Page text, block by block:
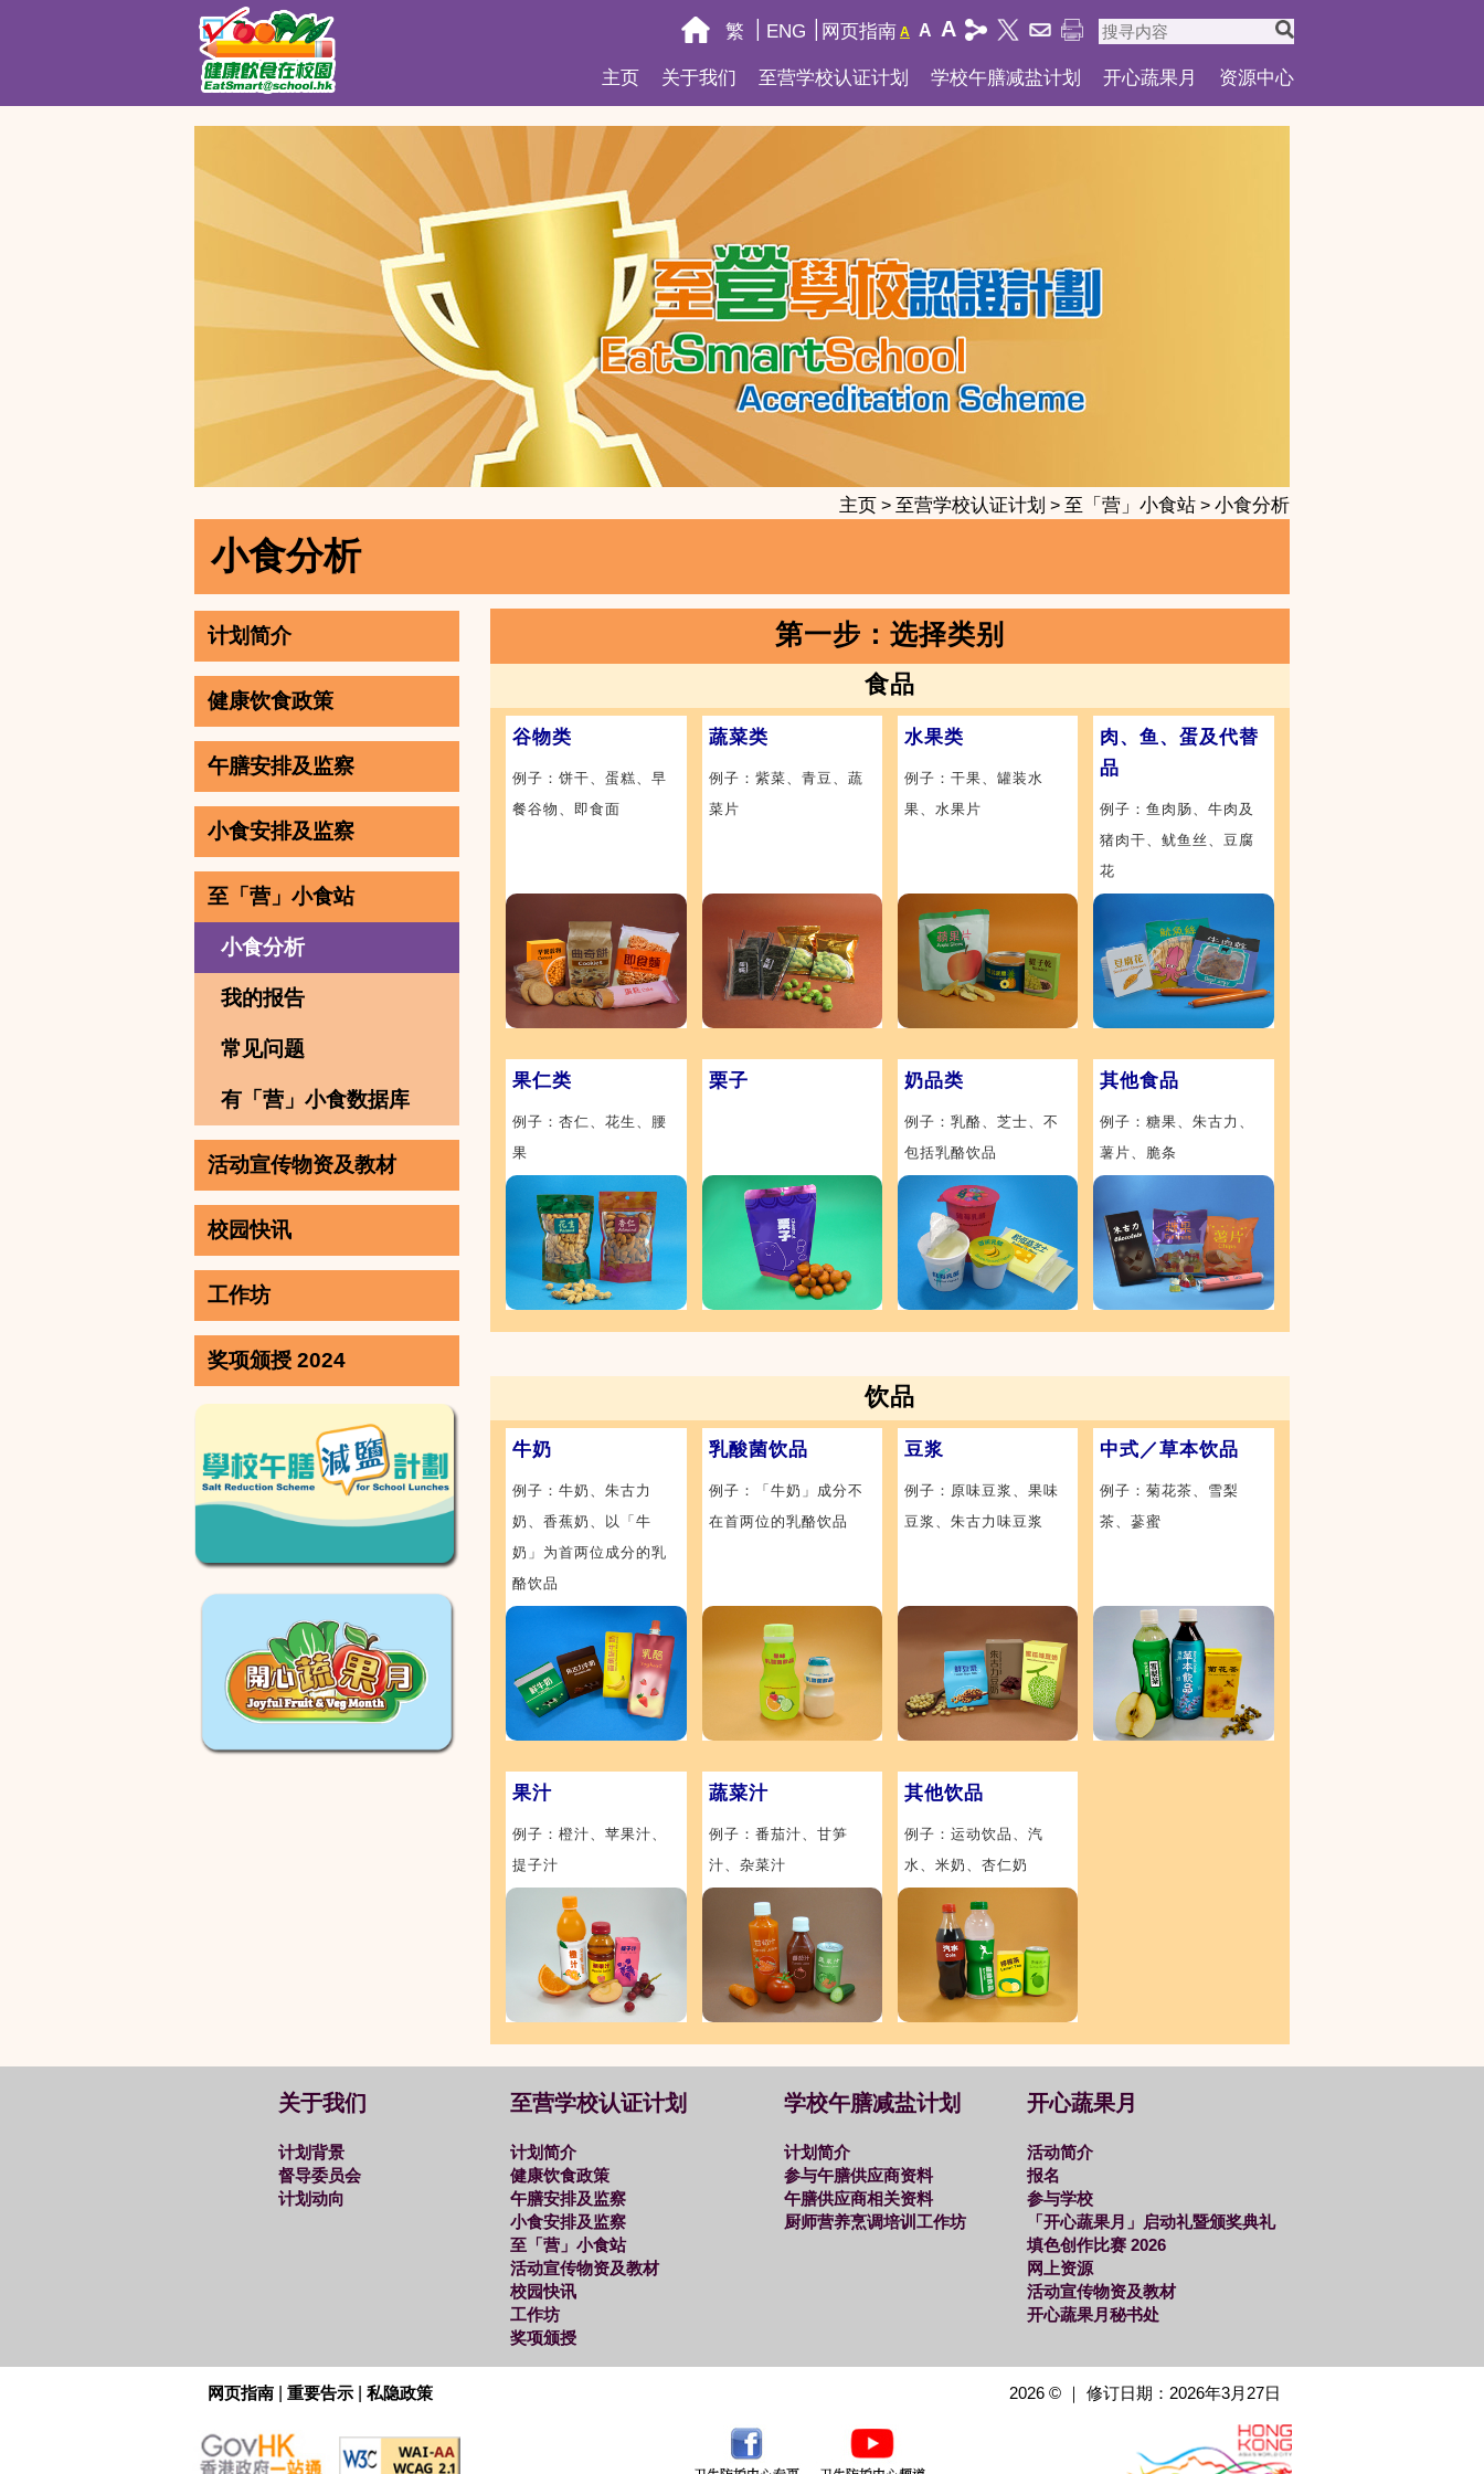
繁 ENG 网页指南 A A A
主页 关于我们 至营学校认证计划 学校午膳减盐计划 开心蔬果月 资源中心
主页 > 至营学校认证计划 > 至「营」小食站 > 小食分析
小食分析
计划简介
健康饮食政策
午膳安排及监察
小食安排及监察
至「营」小食站
小食分析
我的报告
常见问题
有「营」小食数据库
活动宣传物资及教材
校园快讯
工作坊
奖项颁授 2024
第一步：选择类别
食品
谷物类
例子：饼干、蛋糕、早
餐谷物、即食面
蔬菜类
例子：紫菜、青豆、蔬
菜片
水果类
例子：干果、罐装水
果、水果片
肉、鱼、蛋及代替
品
例子：鱼肉肠、牛肉及
猪肉干、鱿鱼丝、豆腐
花
果仁类
例子：杏仁、花生、腰
果
栗子 奶品类
例子：乳酪、芝士、不
包括乳酪饮品
其他食品
例子：糖果、朱古力、
薯片、脆条
饮品
牛奶
例子：牛奶、朱古力
奶、香蕉奶、以「牛
奶」为首两位成分的乳
酪饮品
乳酸菌饮品
例子：「牛奶」成分不
在首两位的乳酪饮品
豆浆
例子：原味豆浆、果味
豆浆、朱古力味豆浆
中式／草本饮品
例子：菊花茶、雪梨
茶、蔘蜜
果汁
例子：橙汁、苹果汁、
提子汁
蔬菜汁
例子：番茄汁、甘笋
汁、杂菜汁
其他饮品
例子：运动饮品、汽
水、米奶、杏仁奶
关于我们
计划背景
督导委员会
计划动向
至营学校认证计划
计划简介
健康饮食政策
午膳安排及监察
小食安排及监察
至「营」小食站
活动宣传物资及教材
校园快讯
工作坊
奖项颁授
学校午膳减盐计划
计划简介
参与午膳供应商资料
午膳供应商相关资料
厨师营养烹调培训工作坊
开心蔬果月
活动简介
报名
参与学校
「开心蔬果月」启动礼暨颁奖典礼
填色创作比赛 2026
网上资源
活动宣传物资及教材
开心蔬果月秘书处
网页指南 重要告示 私隐政策 2026 © ｜ 修订日期：2026年3月27日